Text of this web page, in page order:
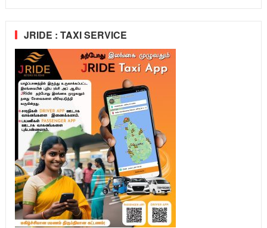
JRIDE : TAXI SERVICE